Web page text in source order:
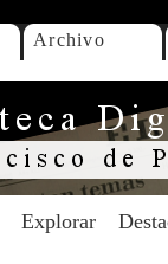
Archivo
Explorar